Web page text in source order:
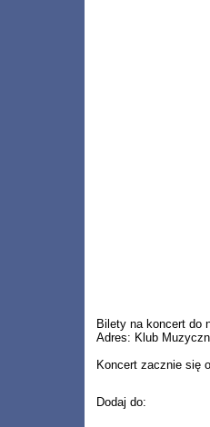
Bilety na koncert do
Adres: Klub
Koncert zacznie się
Dodaj do: